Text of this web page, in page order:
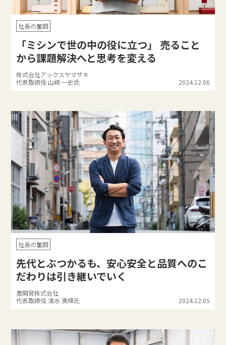
社長の奮闘
「ミシンで世の中の役に立つ」 売ること
から課題解決へと思考を変える
株式会社アックスヤマザキ
代表取締役 山﨑 一史氏
2024.12.06
社長の奮闘
先代とぶつかるも、安心安全と品質へのこ
だわりは引き継いでいく
豊開発株式会社
代表取締役 清水 勇輝氏
2024.12.05